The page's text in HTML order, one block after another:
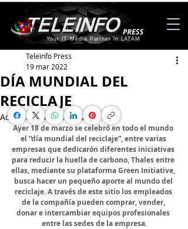
Your IT Media Partner in LATAM
DÍA MUNDIAL DEL
RECICLAJE
Teleinfo Press
19 mar 2022
Actualizado: 21 mar 2022
Ayer 18 de marzo se celebró en todo el mundo
el “día mundial del reciclaje”, entre varias
empresas que dedicarón diferentes iniciativas
para reducir la huella de carbono, Thales entre
ellas, mediante su plataforma Green Initiative,
busca hacer un pequeño aporte al mundo del
reciclaje. A través de este sitio los empleados
de la compañía pueden comprar, vender,
donar e intercambiar equipos profesionales
entre las sedes de la empresa.